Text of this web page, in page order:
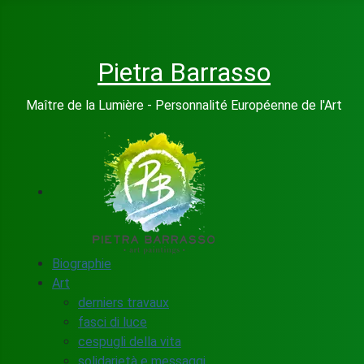
Pietra Barrasso
Maître de la Lumière - Personnalité Européenne de l'Art
Biographie
Art
derniers travaux
fasci di luce
cespugli della vita